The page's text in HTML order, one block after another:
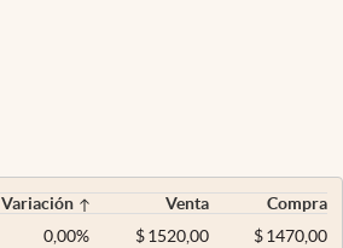
Variación Venta
Compra
0,00% $ 1520,00 $1470,00